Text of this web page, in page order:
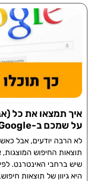
איך תמצאו את כל
על שמכם ב-Google
לא הרבה יודעים, אבל
תוצאות החיפוש המוצגות,
שיש ברחבי האינטרנט.
היא גיוון של תוצאות